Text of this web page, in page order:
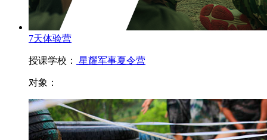
7天体验营
授课学校： 星耀军事夏令营
对象：